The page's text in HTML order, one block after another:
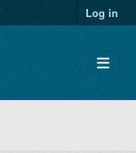
Log in